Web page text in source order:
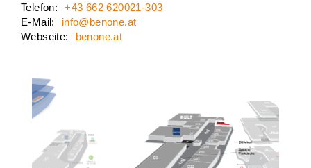
Telefon:
+43 662 620021-303
E-Mail:
info@benone.at
Webseite:
benone.at